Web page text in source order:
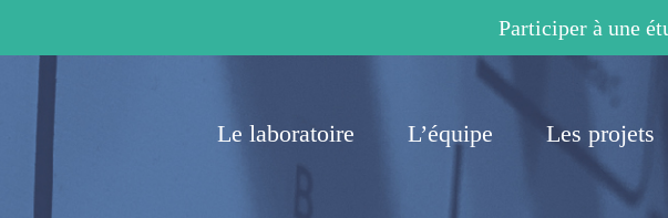
Participer à une
Le laboratoire L’équipe Les projets